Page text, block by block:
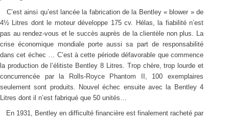
C’est ainsi qu’est lancée la fabrication de la Bentley « blower » de
4½ Litres dont le moteur développe 175 cv. Hélas, la fiabilité n’est
pas au rendez-vous et le succès auprès de la clientèle non plus. La
crise économique mondiale porte aussi sa part de responsabilité
dans cet échec … C’est à cette période défavorable que commence
la production de l’élitiste Bentley 8 Litres. Trop chère, trop lourde et
concurrencée par la Rolls-Royce Phantom II, 100 exemplaires
seulement sont produits. Nouvel échec ensuite avec la Bentley 4
Litres dont il n’est fabriqué que 50 unités…
En 1931, Bentley en difficulté financière est finalement racheté par